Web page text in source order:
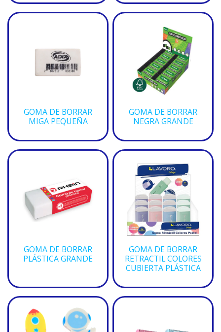
GOMA DE BORRAR
MIGA PEQUEÑA
GOMA DE BORRAR
NEGRA GRANDE
GOMA DE BORRAR
PLÁSTICA GRANDE
GOMA DE BORRAR
RETRACTIL COLORES
CUBIERTA PLÁSTICA